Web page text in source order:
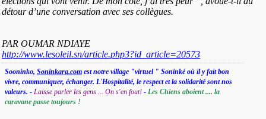
détour d’une conversation avec ses collègues.
PAR OUMAR NDIAYE
http://www.lesoleil.sn/article.php3?id_article=20573
Sooninko, Soninkara.com est notre village "virtuel " Soninké où il y fait bon
vivre, communiquer, échanger. L'Hospitalité, le respect et la solidarité sont nos
valeurs. - Laisse parler les gens ... On s'en fout! - Les Chiens aboient .... la
caravane passe toujours !